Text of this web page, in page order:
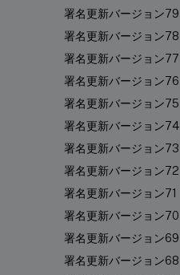
署名更新バージョン79
署名更新バージョン78
署名更新バージョン77
署名更新バージョン76
署名更新バージョン75
署名更新バージョン74
署名更新バージョン73
署名更新バージョン72
署名更新バージョン71
署名更新バージョン70
署名更新バージョン69
署名更新バージョン68